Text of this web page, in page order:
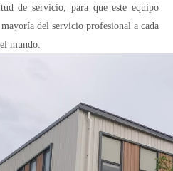
de servicio, para que este equipo
del servicio profesional a cada
mundo.